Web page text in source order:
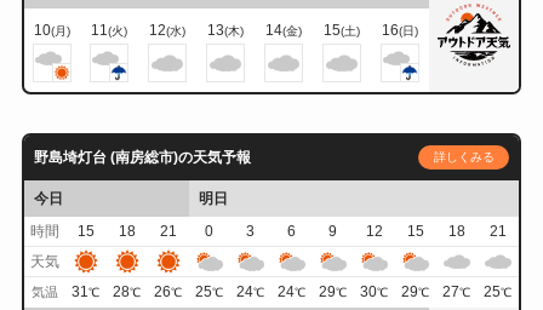
10(月) 11(火) 12(水) 13(木) 14(金) 15(土) 16(日)
野島埼灯台 (南房総市)の天気予報 詳しくみる
今日
明日
時間
15 18 21 0 3 6 9 12 15 18
21
天気
気温 31℃ 28℃ 26℃ 25℃ 24℃ 24℃ 29℃ 30℃ 29℃ 27℃ 25℃